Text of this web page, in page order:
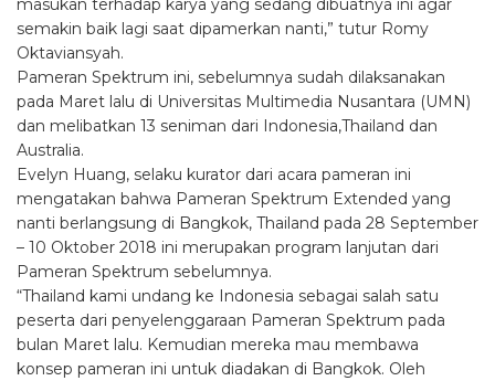
masukan terhadap karya yang sedang dibuatnya ini agar
semakin baik lagi saat dipamerkan nanti,” tutur Romy
Oktaviansyah.
Pameran Spektrum ini, sebelumnya sudah dilaksanakan
pada Maret lalu di Universitas Multimedia Nusantara (UMN)
dan melibatkan 13 seniman dari Indonesia,Thailand dan
Australia.
Evelyn Huang, selaku kurator dari acara pameran ini
mengatakan bahwa Pameran Spektrum Extended yang
nanti berlangsung di Bangkok, Thailand pada 28 September
– 10 Oktober 2018 ini merupakan program lanjutan dari
Pameran Spektrum sebelumnya.
“Thailand kami undang ke Indonesia sebagai salah satu
peserta dari penyelenggaraan Pameran Spektrum pada
bulan Maret lalu. Kemudian mereka mau membawa
konsep pameran ini untuk diadakan di Bangkok. Oleh